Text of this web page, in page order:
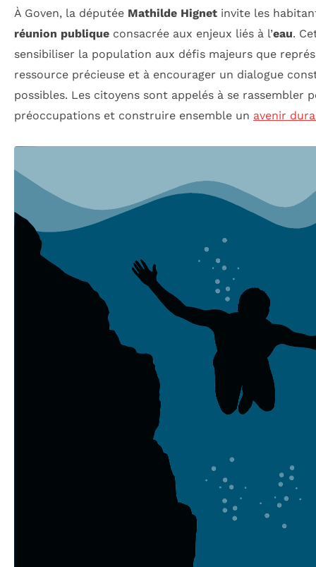
À Goven, la députée Mathilde Hignet invite les
réunion publique consacrée aux enjeux liés à l’eau.
sensibiliser la population aux défis majeurs que
ressource précieuse et à encourager un dialogue
possibles. Les citoyens sont appelés à se rassembler
préoccupations et construire ensemble un avenir